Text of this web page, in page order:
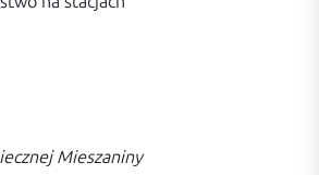
Mieszaniny